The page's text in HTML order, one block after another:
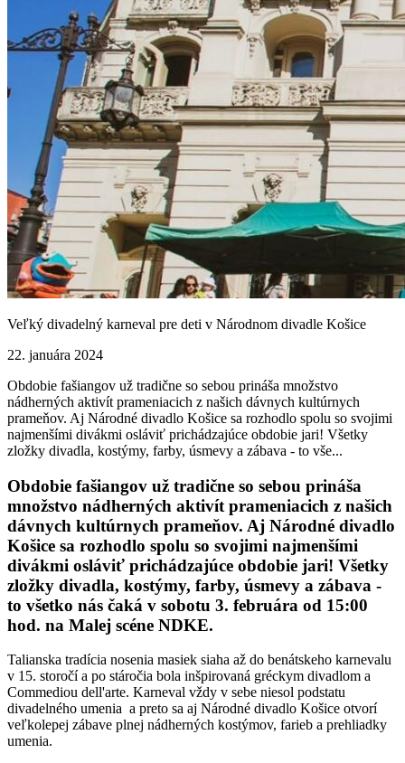
Veľký divadelný karneval pre deti v Národnom divadle Košice
22. januára 2024
Obdobie fašiangov už tradične so sebou prináša množstvo
nádherných aktivít prameniacich z našich dávnych kultúrnych
prameňov. Aj Národné divadlo Košice sa rozhodlo spolu so svojimi
najmenšími divákmi osláviť prichádzajúce obdobie jari! Všetky
zložky divadla, kostýmy, farby, úsmevy a zábava - to vše...
Obdobie fašiangov už tradične so sebou prináša
množstvo nádherných aktivít prameniacich z našich
dávnych kultúrnych prameňov. Aj Národné divadlo
Košice sa rozhodlo spolu so svojimi najmenšími
divákmi osláviť prichádzajúce obdobie jari! Všetky
zložky divadla, kostýmy, farby, úsmevy a zábava -
to všetko nás čaká v sobotu 3. februára od 15:00
hod. na Malej scéne NDKE.
Talianska tradícia nosenia masiek siaha až do benátskeho karnevalu
v 15. storočí a po stáročia bola inšpirovaná gréckym divadlom a
Commediou dell'arte. Karneval vždy v sebe niesol podstatu
divadelného umenia a preto sa aj Národné divadlo Košice otvorí
veľkolepej zábave plnej nádherných kostýmov, farieb a prehliadky
umenia.